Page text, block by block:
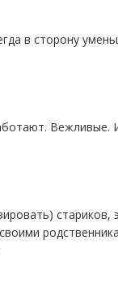
в сторону
Вежливые.